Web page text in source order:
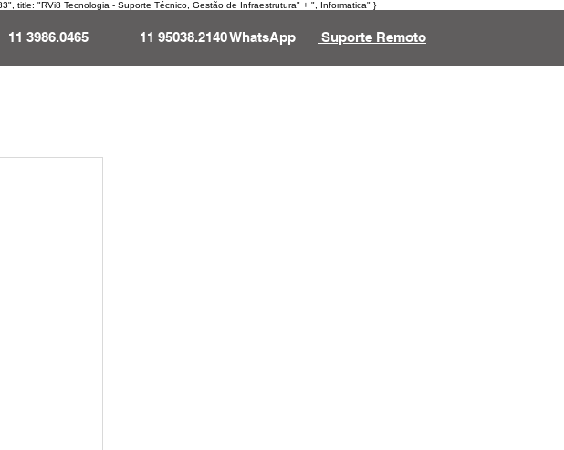
title: "RVi8 Tecnologia - Suporte Técnico, Gestão de Infraestrutura" + ", Informatica" }
11 3986.0465 11 95038.2140 WhatsApp Suporte Remoto